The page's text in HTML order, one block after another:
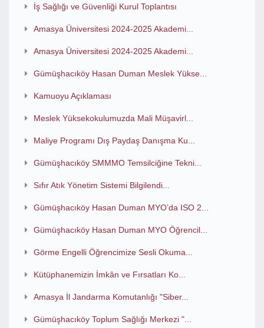
İş Sağlığı ve Güvenliği Kurul Toplantısı
Amasya Üniversitesi 2024-2025 Akademi...
Amasya Üniversitesi 2024-2025 Akademi...
Gümüşhacıköy Hasan Duman Meslek Yükse...
Kamuoyu Açıklaması
Meslek Yüksekokulumuzda Mali Müşavirl...
Maliye Programı Dış Paydaş Danışma Ku...
Gümüşhacıköy SMMMO Temsilciğine Tekni...
Sıfır Atık Yönetim Sistemi Bilgilendi...
Gümüşhacıköy Hasan Duman MYO’da ISO 2...
Gümüşhacıköy Hasan Duman MYO Öğrencil...
Görme Engelli Öğrencimize Sesli Okuma...
Kütüphanemizin İmkân ve Fırsatları Ko...
Amasya İl Jandarma Komutanlığı "Siber...
Gümüşhacıköy Toplum Sağlığı Merkezi "...